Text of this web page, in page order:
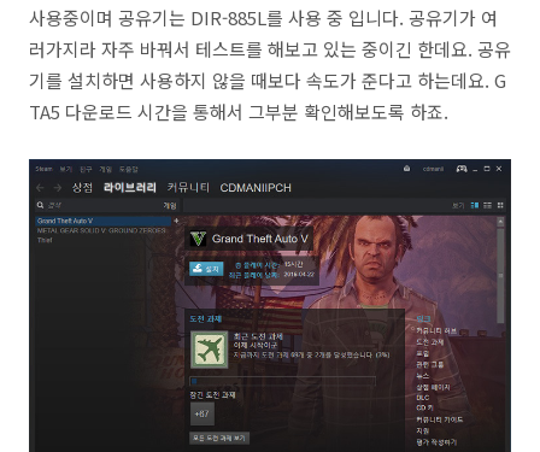
사용중이며 공유기는 DIR-885L를 사용 중 입니다. 공유기가 여
러가지라 자주 바꿔서 테스트를 해보고 있는 중이긴 한데요. 공유
기를 설치하면 사용하지 않을 때보다 속도가 준다고 하는데요. G
TA5 다운로드 시간을 통해서 그부분 확인해보도록 하죠.